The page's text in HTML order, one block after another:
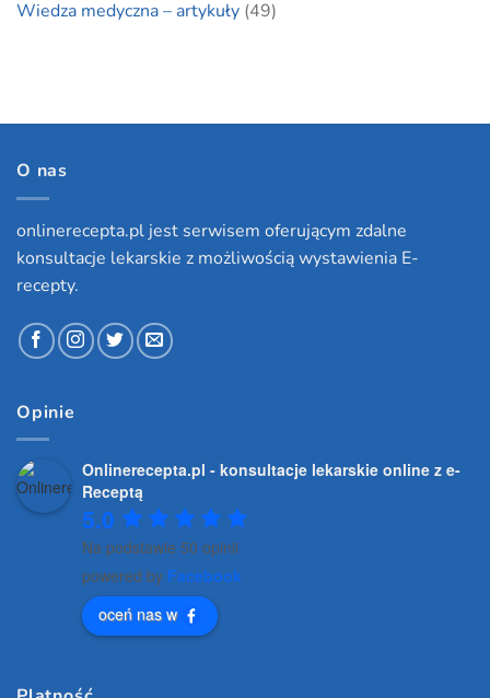
Wiedza medyczna – artykuły (49)
O nas
onlinerecepta.pl jest serwisem oferującym zdalne
konsultacje lekarskie z możliwością wystawienia E-
recepty.
Opinie
Onlinerecepta.pl - konsultacje lekarskie online z e-
Receptą
5.0
Na podstawie 50 opinii
powered by Facebook
oceń nas w